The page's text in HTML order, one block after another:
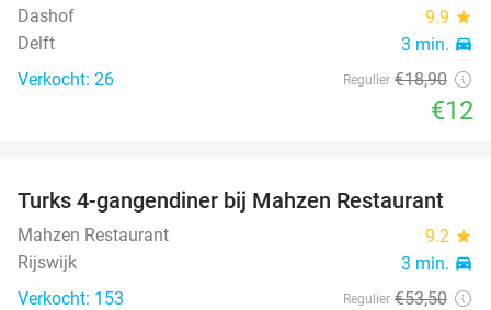
Dashof
9.9 star
Delft 3 min. directions_car
Verkocht: 26 Regulier €18,90
€12
59%
Turks 4-gangendiner bij Mahzen Restaurant
Mahzen Restaurant 9.2 star
Rijswijk 3 min. directions_car
Verkocht: 153 Regulier €53,50